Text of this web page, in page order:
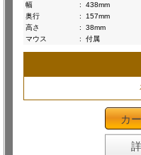
幅 :
438mm
奥行
:
157mm
高さ
:
38mm
マウス
: 付属
カ